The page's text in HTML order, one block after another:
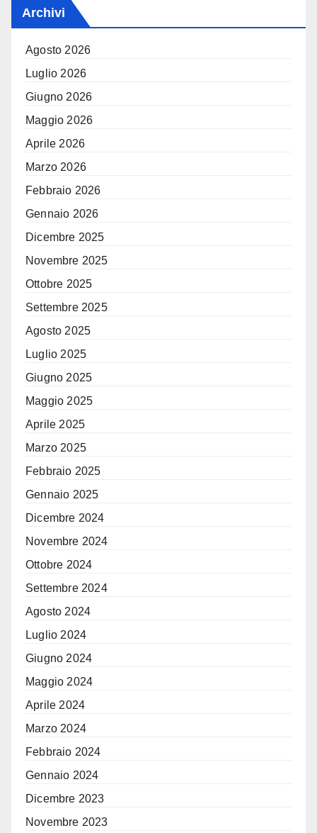
Archivi
Agosto 2026
Luglio 2026
Giugno 2026
Maggio 2026
Aprile 2026
Marzo 2026
Febbraio 2026
Gennaio 2026
Dicembre 2025
Novembre 2025
Ottobre 2025
Settembre 2025
Agosto 2025
Luglio 2025
Giugno 2025
Maggio 2025
Aprile 2025
Marzo 2025
Febbraio 2025
Gennaio 2025
Dicembre 2024
Novembre 2024
Ottobre 2024
Settembre 2024
Agosto 2024
Luglio 2024
Giugno 2024
Maggio 2024
Aprile 2024
Marzo 2024
Febbraio 2024
Gennaio 2024
Dicembre 2023
Novembre 2023